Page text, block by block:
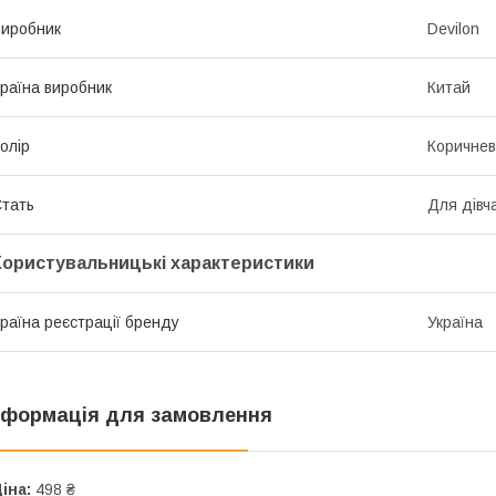
Devilon
виробник Китай
Для
характеристики
реєстрації бренду Україна
для замовлення
498 ₴